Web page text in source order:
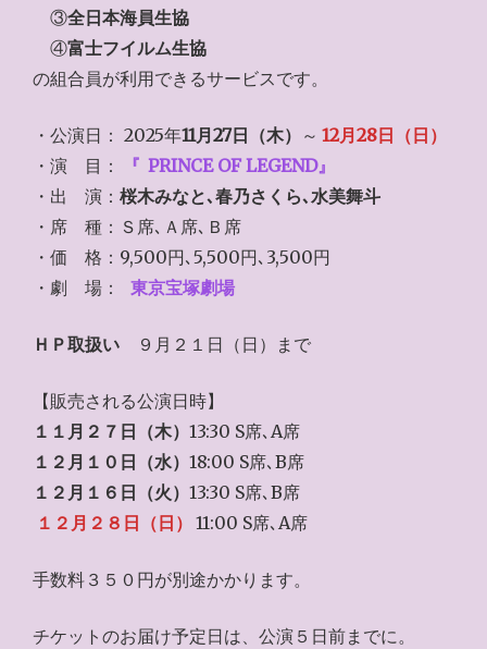
③全日本海員生協
④富士フイルム生協
の組合員が利用できるサービスです。
・公演日： 2025年11月27日（木） ～ 12月28日（日）
・演 目：
『 PRINCE OF LEGEND』
・出 演： 桜木みなと､春乃さくら､水美舞斗
・席 種：Ｓ席､Ａ席､Ｂ席
・価 格：9,500円､5,500円､3,500円
・劇 場：
東京宝塚劇場
ＨＰ取扱い ９月２１日（日）まで
【販売される公演日時】
１１月２７日（木） 13:30 S席､A席
１２月１０日（水） 18:00 S席､B席
１２月１６日（火） 13:30 S席､B席
１２月２８日（日）
11:00 S席､A席
手数料３５０円が別途かかります。
チケットのお届け予定日は、公演５日前までに。